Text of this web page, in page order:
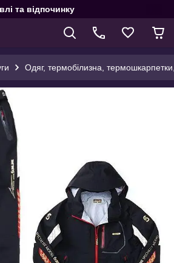
та відпочинку
Одяг, термобілизна,